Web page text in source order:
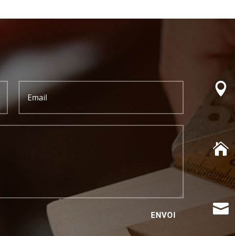
ENVOI


